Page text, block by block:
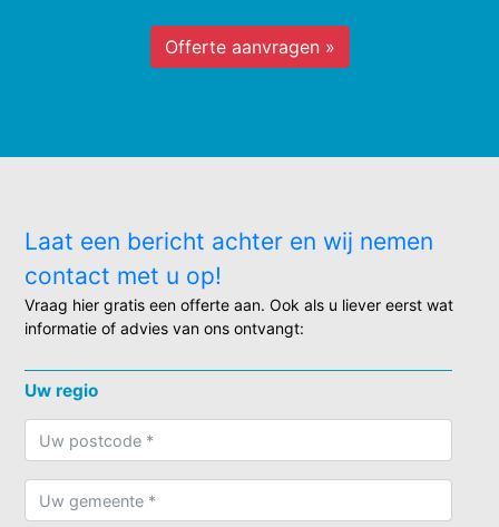
Offerte aanvragen »
Laat een bericht achter en wij nemen
contact met u op!
Vraag hier gratis een offerte aan. Ook als u liever eerst wat
informatie of advies van ons ontvangt:
Uw regio